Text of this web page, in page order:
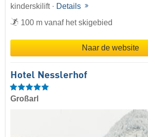
kinderskilift · Details
100 m vanaf het skigebied
Naar de website
Hotel Nesslerhof
Großarl